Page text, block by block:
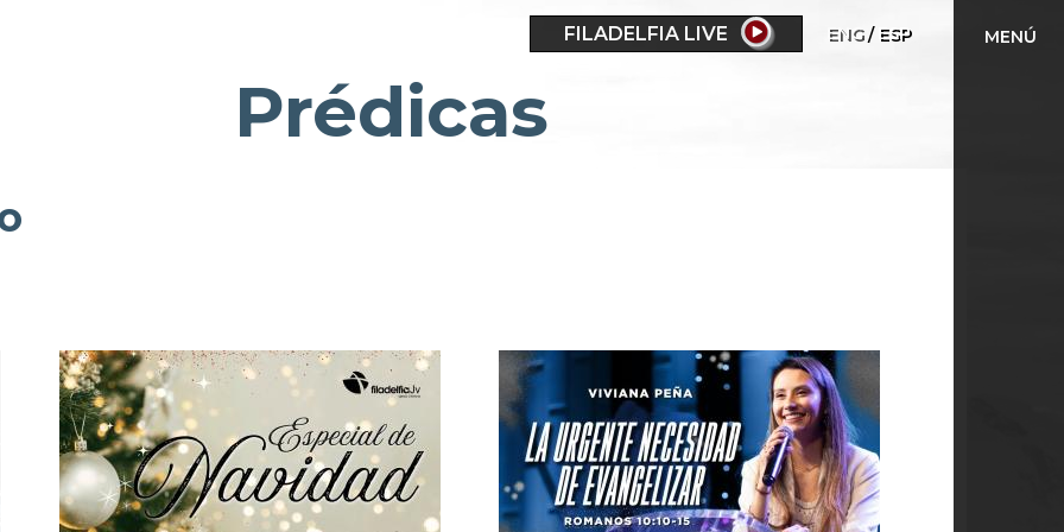
FILADELFIA LIVE ENG ESP MENÚ
Prédicas